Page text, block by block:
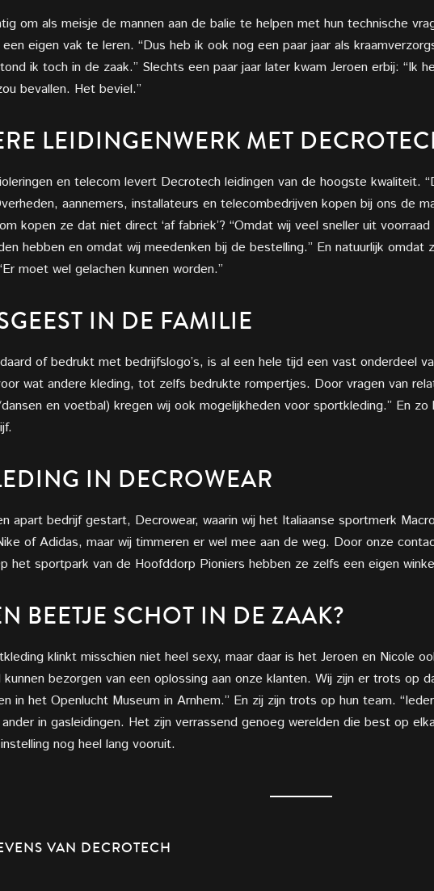
om als meisje de mannen aan de balie te helpen met hun technische
eigen vak te leren. “Dus heb ik ook nog een paar jaar als
ik toch in de zaak.” Slechts een paar jaar later kwam Jeroen erbij: “Ik
bevallen. Het beviel.”
LEIDINGENWERK MET
en telecom levert Decrotech leidingen van de hoogste kwaliteit.
aannemers, installateurs en telecombedrijven kopen bij ons de
kopen ze dat niet direct ‘af fabriek’? “Omdat wij veel sneller uit voorraad
hebben en omdat wij meedenken bij de bestelling.” En natuurlijk omdat
moet wel gelachen kunnen worden.”
IN DE FAMILIE
of bedrukt met bedrijfslogo’s, is al een hele tijd een vast onderdeel
wat andere kleding, tot zelfs bedrukte rompertjes. Door vragen van
en voetbal) kregen wij ook mogelijkheden voor sportkleding.” En
IN DECROWEAR
apart bedrijf gestart, Decrowear, waarin wij het Italiaanse sportmerk
of Adidas, maar wij timmeren er wel mee aan de weg. Door onze
het sportpark van de Hoofddorp Pioniers hebben ze zelfs een eigen
BEETJE SCHOT IN DE ZAAK?
klinkt misschien niet heel sexy, maar daar is het Jeroen en Nicole
bezorgen van een oplossing aan onze klanten. Wij zijn er trots op
in het Openlucht Museum in Arnhem.” En zij zijn trots op hun team.
in gasleidingen. Het zijn verrassend genoeg werelden die best op
nog heel lang vooruit.
VAN DECROTECH